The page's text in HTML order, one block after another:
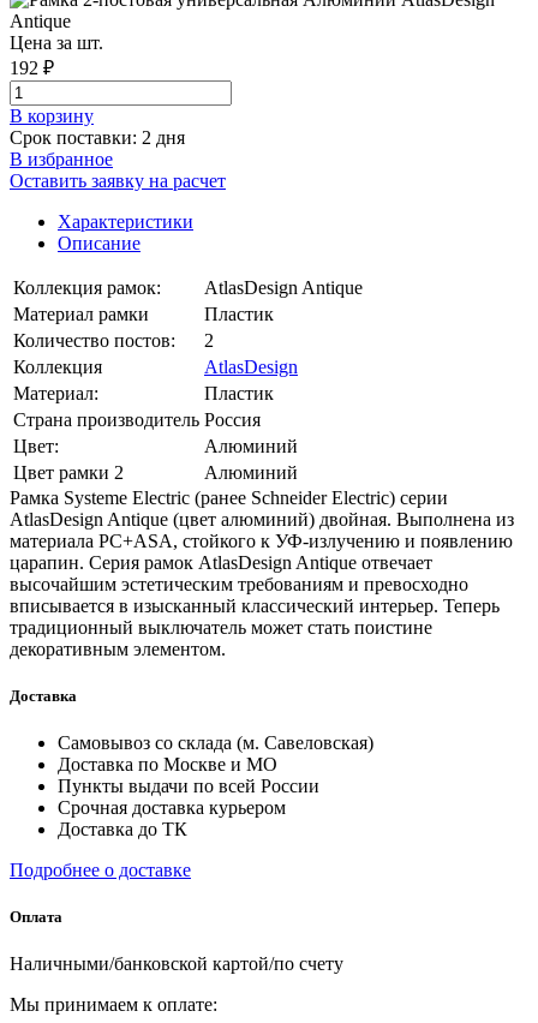
Цена за шт.
192 ₽
В корзинy
Срок поставки: 2 дня
В избранное
Оставить заявку на расчет
Характеристики
Описание
Коллекция рамок:
AtlasDesign Antique
Материал рамки
Пластик
Количество постов:
2
Коллекция
AtlasDesign
Материал:
Пластик
Страна производитель Россия
Цвет:
Алюминий
Цвет рамки 2
Алюминий
Рамка Systeme Electric (ранее Schneider Electric) серии
AtlasDesign Antique (цвет алюминий) двойная. Выполнена из
материала PС+ASA, стойкого к УФ-излучению и появлению
царапин. Серия рамок AtlasDesign Antique отвечает
высочайшим эстетическим требованиям и превосходно
вписывается в изысканный классический интерьер. Теперь
традиционный выключатель может стать поистине
декоративным элементом.
Доставка
Самовывоз со склада (м. Савеловская)
Доставка по Москве и МО
Пункты выдачи по всей России
Срочная доставка курьером
Доставка до ТК
Подробнее о доставке
Оплата
Наличными/банковской картой/по счету
Мы принимаем к оплате: